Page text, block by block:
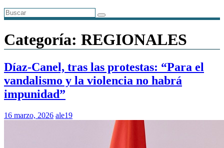
Categoría: REGIONALES
Díaz-Canel, tras las protestas: “Para el
vandalismo y la violencia no habrá
impunidad”
16 marzo, 2026 ale19